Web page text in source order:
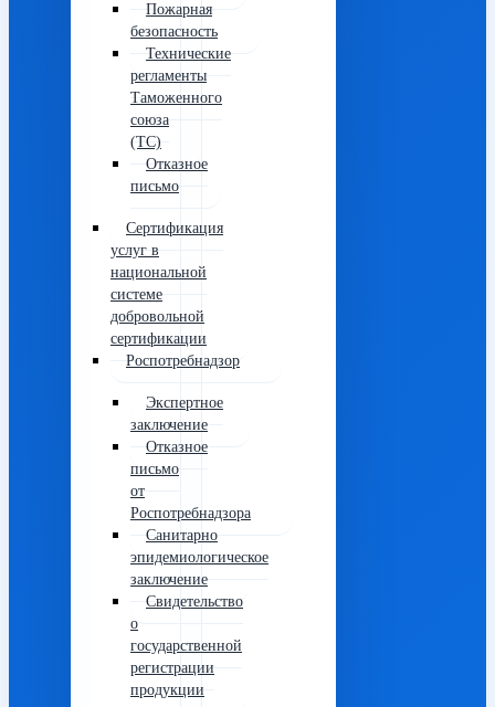
Пожарная
безопасность
Технические
регламенты
Таможенного
союза
(ТС)
Отказное
письмо
Сертификация
услуг в
национальной
системе
добровольной
сертификации
Роспотребнадзор
Экспертное
заключение
Отказное
письмо
от
Роспотребнадзора
Санитарно
эпидемиологическое
заключение
Свидетельство
о
государственной
регистрации
продукции